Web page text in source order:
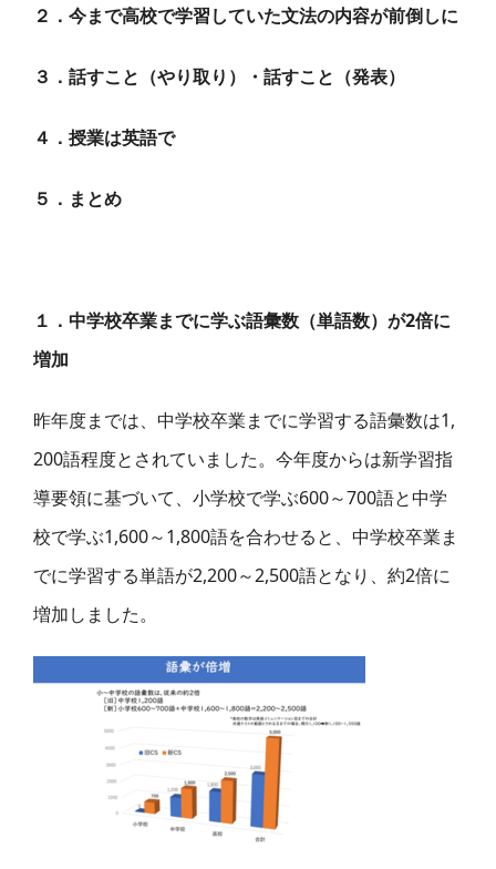
２．今まで高校で学習していた文法の内容が前倒しに
３．話すこと（やり取り）・話すこと（発表）
４．授業は英語で
５．まとめ
１．中学校卒業までに学ぶ語彙数（単語数）が2倍に
増加
昨年度までは、中学校卒業までに学習する語彙数は1,
200語程度とされていました。今年度からは新学習指
導要領に基づいて、小学校で学ぶ600～700語と中学
校で学ぶ1,600～1,800語を合わせると、中学校卒業ま
でに学習する単語が2,200～2,500語となり、約2倍に
増加しました。